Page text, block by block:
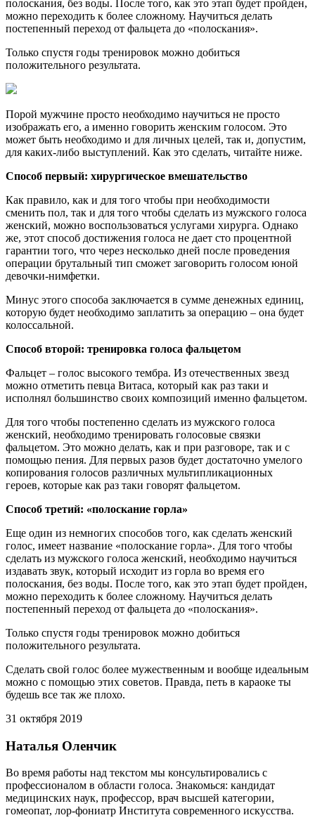
полоскания, без воды. После того, как это этап будет пройден,
можно переходить к более сложному. Научиться делать
постепенный переход от фальцета до «полоскания».
Только спустя годы тренировок можно добиться
положительного результата.
Порой мужчине просто необходимо научиться не просто
изображать его, а именно говорить женским голосом. Это
может быть необходимо и для личных целей, так и, допустим,
для каких-либо выступлений. Как это сделать, читайте ниже.
Способ первый: хирургическое вмешательство
Как правило, как и для того чтобы при необходимости
сменить пол, так и для того чтобы сделать из мужского голоса
женский, можно воспользоваться услугами хирурга. Однако
же, этот способ достижения голоса не дает сто процентной
гарантии того, что через несколько дней после проведения
операции брутальный тип сможет заговорить голосом юной
девочки-нимфетки.
Минус этого способа заключается в сумме денежных единиц,
которую будет необходимо заплатить за операцию – она будет
колоссальной.
Способ второй: тренировка голоса фальцетом
Фальцет – голос высокого тембра. Из отечественных звезд
можно отметить певца Витаса, который как раз таки и
исполнял большинство своих композиций именно фальцетом.
Для того чтобы постепенно сделать из мужского голоса
женский, необходимо тренировать голосовые связки
фальцетом. Это можно делать, как и при разговоре, так и с
помощью пения. Для первых разов будет достаточно умелого
копирования голосов различных мультипликационных
героев, которые как раз таки говорят фальцетом.
Способ третий: «полоскание горла»
Еще один из немногих способов того, как сделать женский
голос, имеет название «полоскание горла». Для того чтобы
сделать из мужского голоса женский, необходимо научиться
издавать звук, который исходит из горла во время его
полоскания, без воды. После того, как это этап будет пройден,
можно переходить к более сложному. Научиться делать
постепенный переход от фальцета до «полоскания».
Только спустя годы тренировок можно добиться
положительного результата.
Сделать свой голос более мужественным и вообще идеальным
можно с помощью этих советов. Правда, петь в караоке ты
будешь все так же плохо.
31 октября 2019
Наталья Оленчик
Во время работы над текстом мы консультировались с
профессионалом в области голоса. Знакомься: кандидат
медицинских наук, профессор, врач высшей категории,
гомеопат, лор-фониатр Института современного искусства.